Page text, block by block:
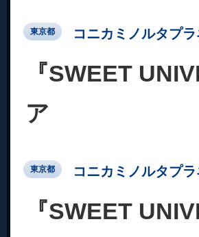
東京都 コニカミノルタプ
『SWEET
ア
東京都 コニカミノルタプ
『SWEET